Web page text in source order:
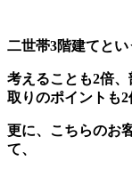
二世帯3階建てとい
考えることも2倍
取りのポイントも2
更に、こちらのお
て、